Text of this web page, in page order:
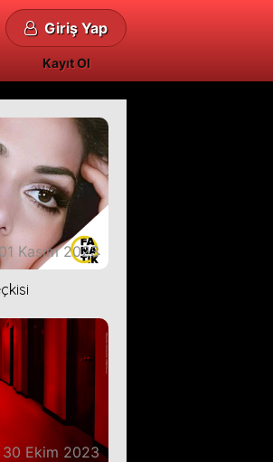
Giriş Yap
Kayıt Ol
Kasım 2023
30 Ekim 2023